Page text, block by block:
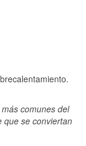
comunes del
que se conviertan